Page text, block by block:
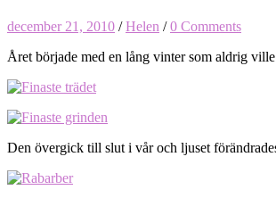
december 21, 2010 /Helen /0 Comments
Året började med en lång vinter som aldrig
Den övergick till slut i vår och ljuset